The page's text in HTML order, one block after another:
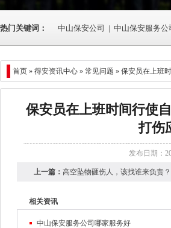
热门关键词： 中山保安公司 | 中山保安服务公
首页 » 得安资讯中心 » 常见问题 » 保安员在上班
保安员在上班时间行使
打伤
发布日期：
上一篇： 高空坠物砸伤人，该找谁来负责？
相关资讯
中山保安服务公司哪家服务好